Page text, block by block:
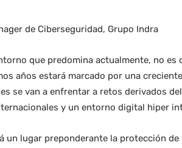
de Ciberseguridad, Grupo Indra
que predomina actualmente, no es
años estará marcado por una
se van a enfrentar a retos derivados
y un entorno digital hiper
un lugar preponderante la protección